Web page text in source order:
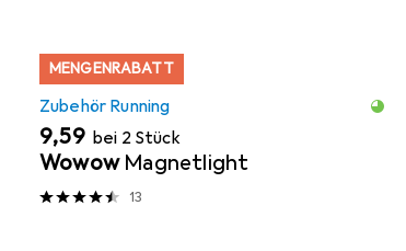
MENGENRABATT
Zubehör Running
EUR
9,59 bei 2 Stück
Wowow Magnetlight
13